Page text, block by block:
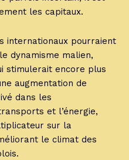
les capitaux.
internationaux pourraient
dynamisme malien,
stimulerait encore plus
augmentation de
dans les
et l’énergie,
sur la
le climat des